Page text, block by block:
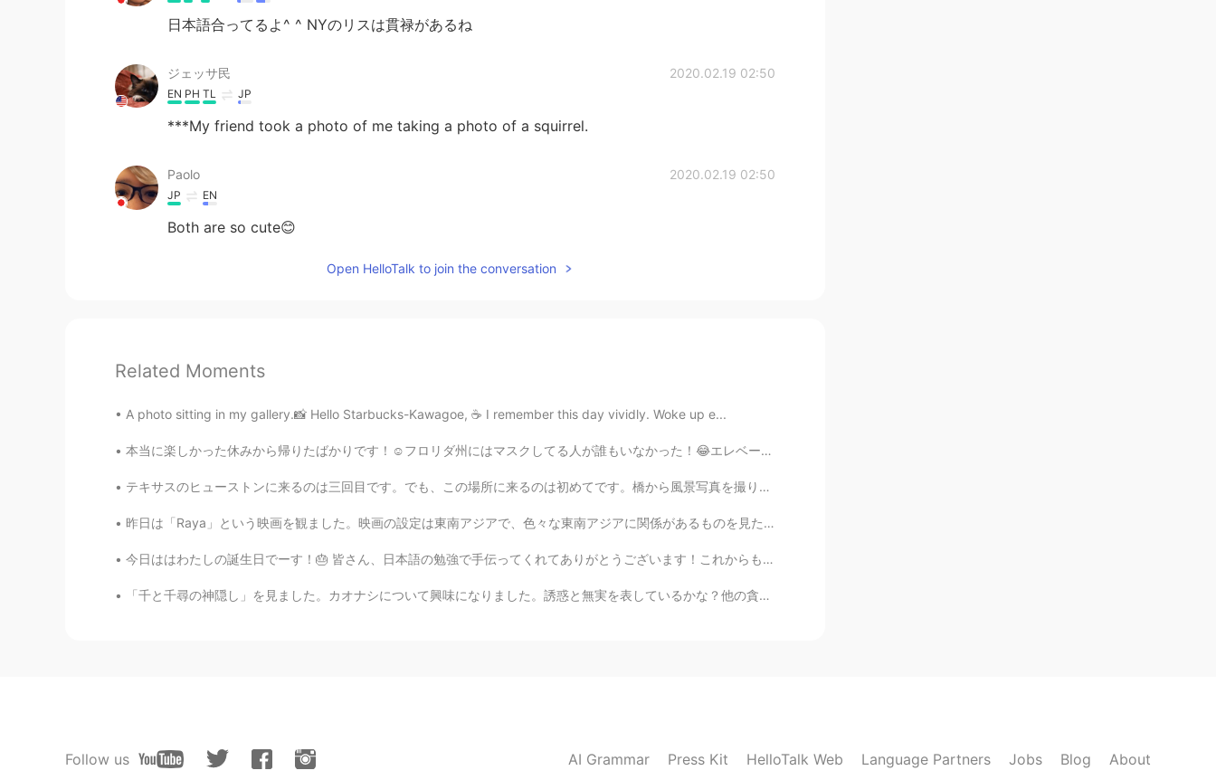
日本語合ってるよ^ ^ NYのリスは貫禄があるね
ジェッサ民 2020.02.19 02:50
EN PH TL JP
***My friend took a photo of me taking a photo of a squirrel.
Paolo 2020.02.19 02:50
JP EN
Both are so cute😊
Open HelloTalk to join the conversation
Related Moments
A photo sitting in my gallery.📸 Hello Starbucks-Kawagoe, ☕ I remember this day vividly. Woke up e...
本当に楽しかった休みから帰りたばかりです！☺️フロリダ州にはマスクしてる人が誰もいなかった！😂エレベーターでも。本格的な自由がまたありますね。いいことがどうがわからないけど、実は、みんなは休日を...
テキサスのヒューストンに来るのは三回目です。でも、この場所に来るのは初めてです。橋から風景写真を撮りました。数フィート先に、Jaime Plensa先生の「Tolerance Sculpture...
昨日は「Raya」という映画を観ました。映画の設定は東南アジアで、色々な東南アジアに関係があるものを見た時嬉しかった。 ラヤちゃんはArnis / Eskrima /Kali が本当にかっこよ...
今日ははわたしの誕生日でーす！🎂 皆さん、日本語の勉強で手伝ってくれてありがとうございます！これからも頑張ります。よろしくお願いします！☺️ 誕生日のために、毎年、赤い服を着ます。日本には...
「千と千尋の神隠し」を見ました。カオナシについて興味になりました。誘惑と無実を表しているかな？他の貪欲な人々に囲まれたとき、カオナシさんももっと貪欲になりました。 どう思いますか？ 私に、電...
Follow us AI Grammar Press Kit HelloTalk Web Language Partners Jobs Blog About